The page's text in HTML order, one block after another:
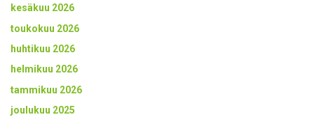
kesäkuu 2026
toukokuu 2026
huhtikuu 2026
helmikuu 2026
tammikuu 2026
joulukuu 2025